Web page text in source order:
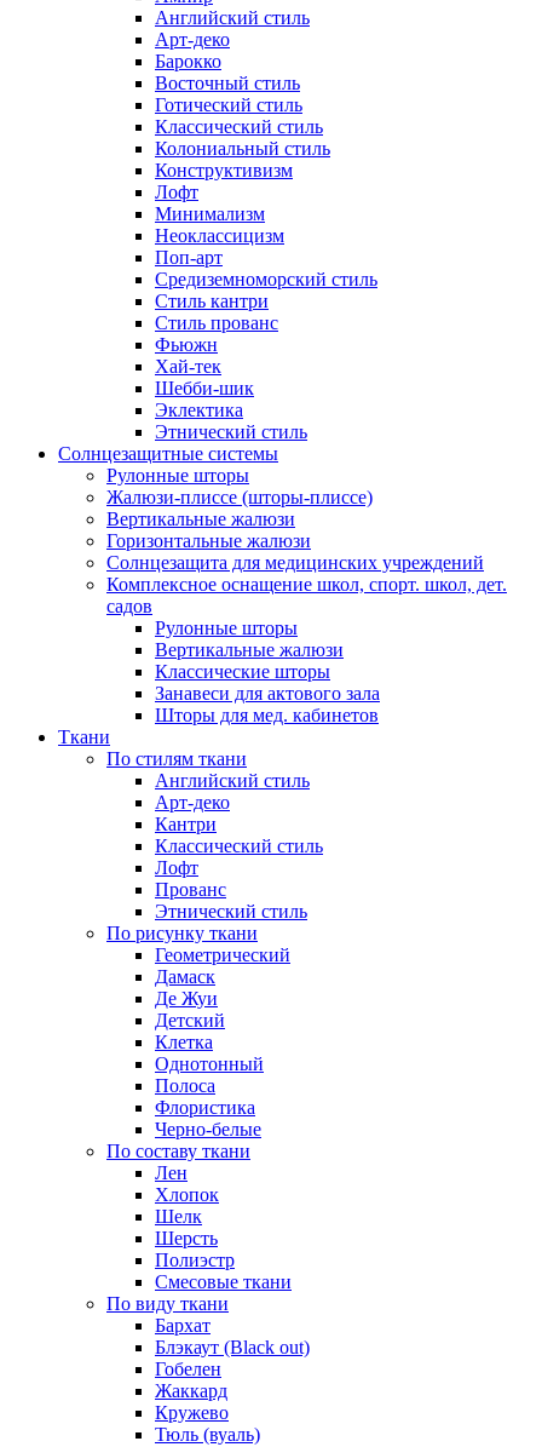
Английский стиль
Арт-деко
Барокко
Восточный стиль
Готический стиль
Классический стиль
Колониальный стиль
Конструктивизм
Лофт
Минимализм
Неоклассицизм
Поп-арт
Средиземноморский стиль
Стиль кантри
Стиль прованс
Фьюжн
Хай-тек
Шебби-шик
Эклектика
Этнический стиль
Солнцезащитные системы
Рулонные шторы
Жалюзи-плиссе (шторы-плиссе)
Вертикальные жалюзи
Горизонтальные жалюзи
Солнцезащита для медицинских учреждений
Комплексное оснащение школ, спорт. школ, дет.
садов
Рулонные шторы
Вертикальные жалюзи
Классические шторы
Занавеси для актового зала
Шторы для мед. кабинетов
Ткани
По стилям ткани
Английский стиль
Арт-деко
Кантри
Классический стиль
Лофт
Прованс
Этнический стиль
По рисунку ткани
Геометрический
Дамаск
Де Жуи
Детский
Клетка
Однотонный
Полоса
Флористика
Черно-белые
По составу ткани
Лен
Хлопок
Шелк
Шерсть
Полиэстр
Смесовые ткани
По виду ткани
Бархат
Блэкаут (Black out)
Гобелен
Жаккард
Кружево
Тюль (вуаль)